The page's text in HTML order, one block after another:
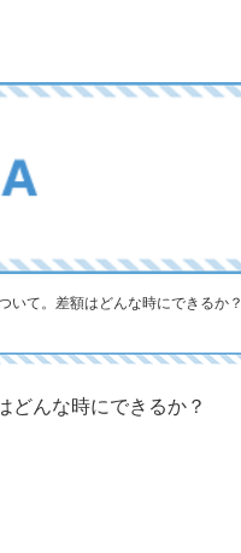
いて。差額はどんな時にできるか？
どんな時にできるか？